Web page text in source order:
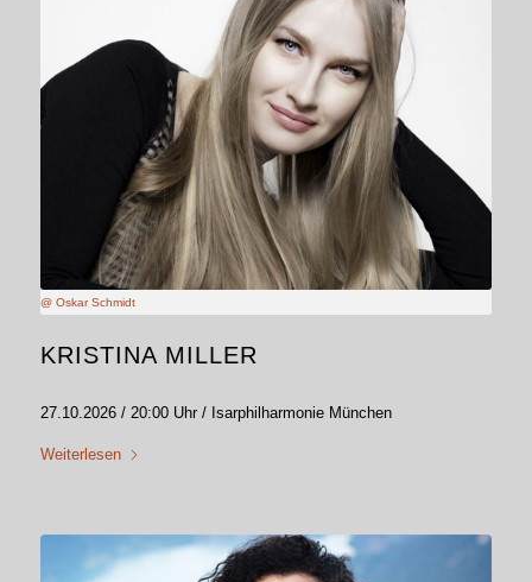
@ Oskar Schmidt
KRISTINA MILLER
27.10.2026 / 20:00 Uhr / Isarphilharmonie München
Weiterlesen